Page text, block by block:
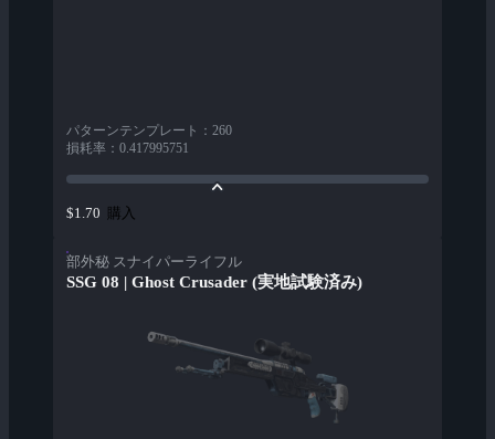
パターンテンプレート ： 260
損耗率 ： 0.417995751
$1.70 購入
部外秘 スナイパーライフル
SSG 08 | Ghost Crusader (実地試験済み)